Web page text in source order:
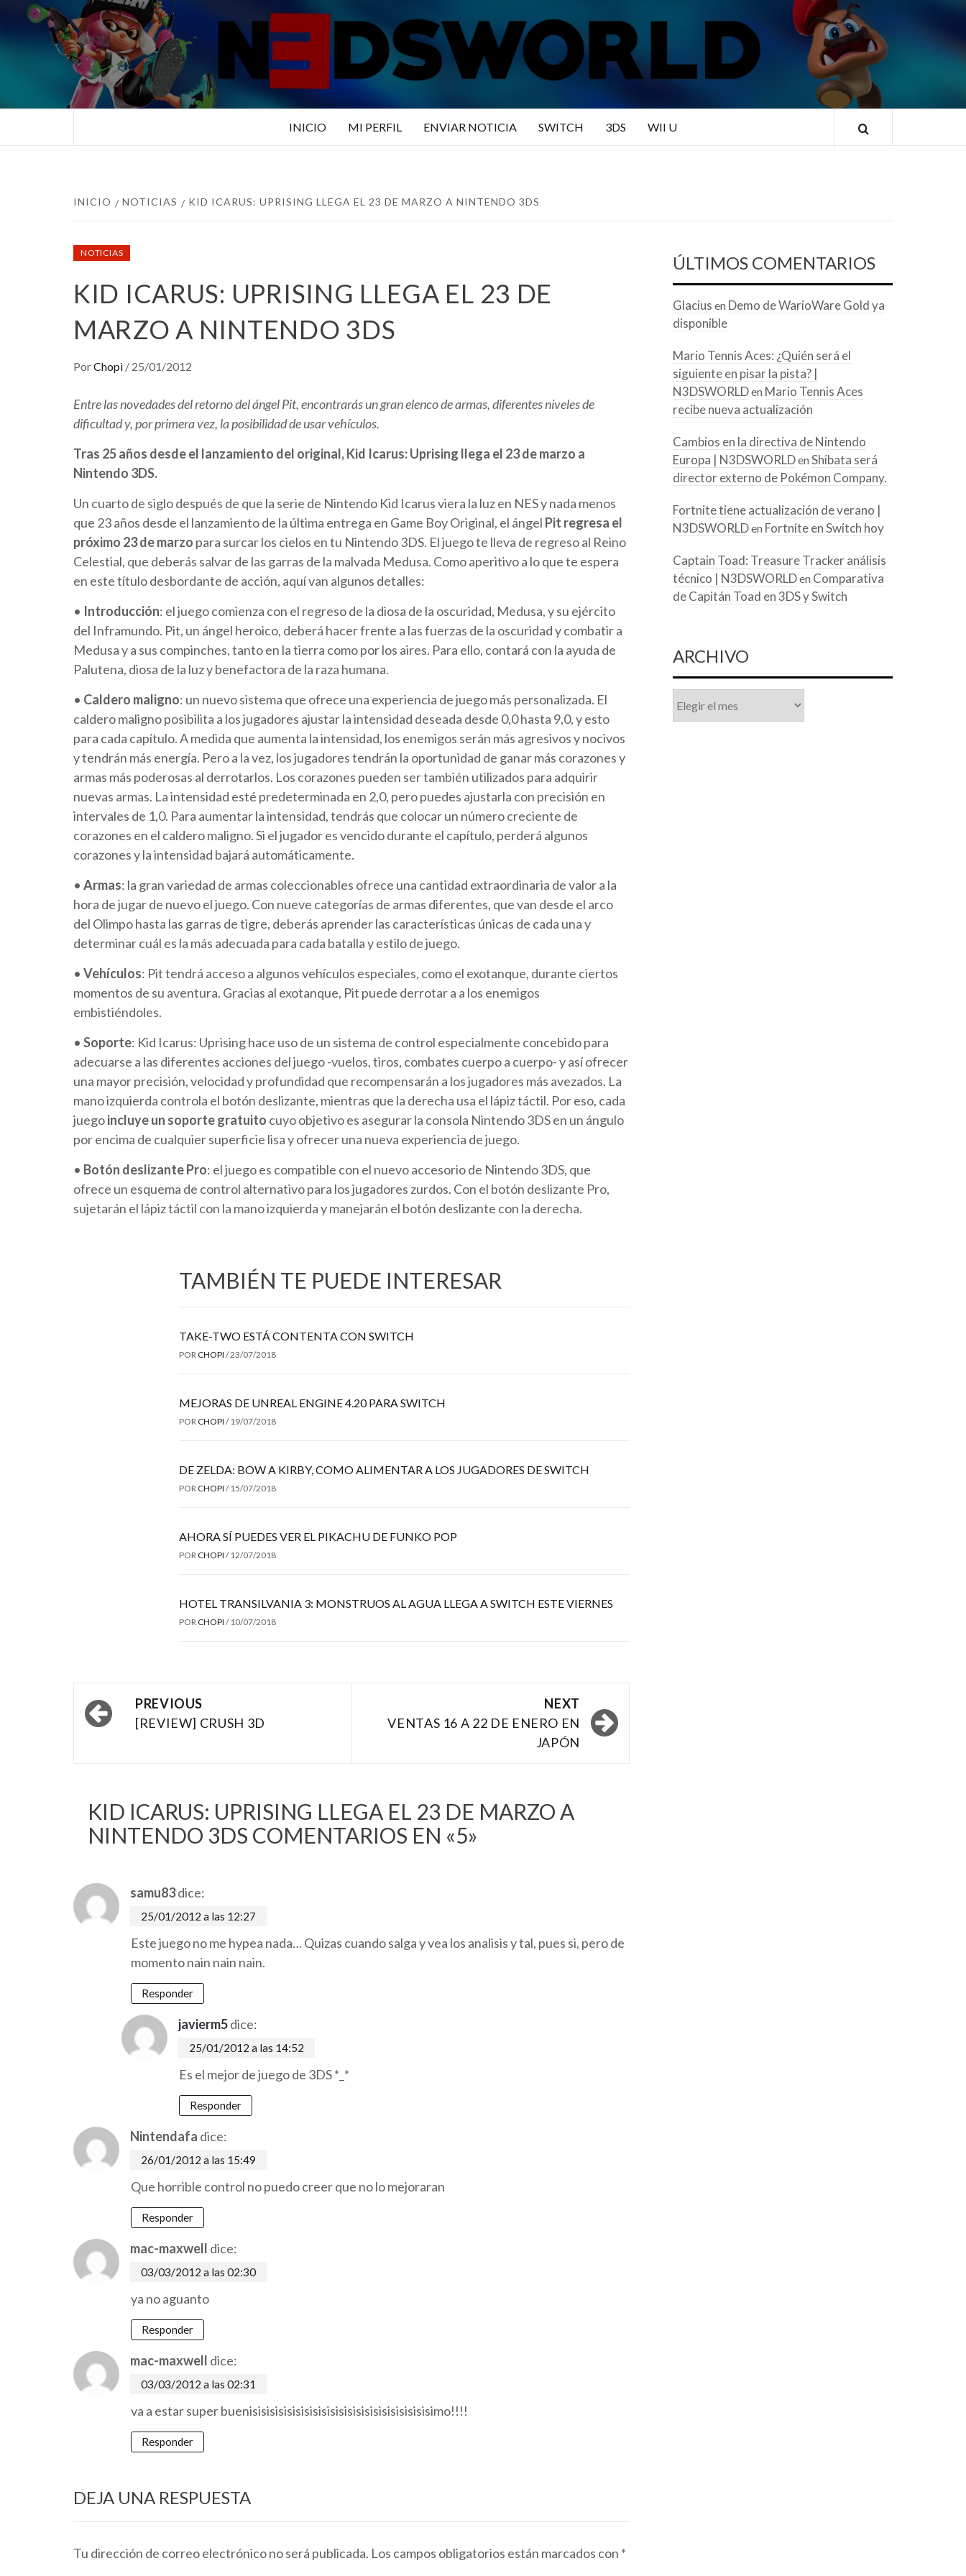
Saltar
N3DSWORLD
TUS ESPECIALISTAS EN NINTENDO
INICIO MI PERFIL ENVIAR NOTICIA SWITCH 3DS WII U
INICIO NOTICIAS KID ICARUS: UPRISING LLEGA EL 23 DE MARZO A NINTENDO 3DS
NOTICIAS
KID ICARUS: UPRISING LLEGA EL 23 DE
MARZO A NINTENDO 3DS
PorChopi / 25/01/2012
Entre las novedades del retorno del ángel Pit, encontrarás un gran elenco de armas, diferentes niveles de
dificultad y, por primera vez, la posibilidad de usar vehículos.
Tras 25 años desde el lanzamiento del original, Kid Icarus: Uprising llega el 23 de marzo a
Nintendo 3DS.
Un cuarto de siglo después de que la serie de Nintendo Kid Icarus viera la luz en NES y nada menos
que 23 años desde el lanzamiento de la última entrega en Game Boy Original, el ángel Pit regresa el
próximo 23 de marzo para surcar los cielos en tu Nintendo 3DS. El juego te lleva de regreso al Reino
Celestial, que deberás salvar de las garras de la malvada Medusa. Como aperitivo a lo que te espera
en este título desbordante de acción, aquí van algunos detalles:
• Introducción: el juego comienza con el regreso de la diosa de la oscuridad, Medusa, y su ejército
del Inframundo. Pit, un ángel heroico, deberá hacer frente a las fuerzas de la oscuridad y combatir a
Medusa y a sus compinches, tanto en la tierra como por los aires. Para ello, contará con la ayuda de
Palutena, diosa de la luz y benefactora de la raza humana.
• Caldero maligno: un nuevo sistema que ofrece una experiencia de juego más personalizada. El
caldero maligno posibilita a los jugadores ajustar la intensidad deseada desde 0,0 hasta 9,0, y esto
para cada capítulo. A medida que aumenta la intensidad, los enemigos serán más agresivos y nocivos
y tendrán más energía. Pero a la vez, los jugadores tendrán la oportunidad de ganar más corazones y
armas más poderosas al derrotarlos. Los corazones pueden ser también utilizados para adquirir
nuevas armas. La intensidad esté predeterminada en 2,0, pero puedes ajustarla con precisión en
intervales de 1,0. Para aumentar la intensidad, tendrás que colocar un número creciente de
corazones en el caldero maligno. Si el jugador es vencido durante el capítulo, perderá algunos
corazones y la intensidad bajará automáticamente.
• Armas: la gran variedad de armas coleccionables ofrece una cantidad extraordinaria de valor a la
hora de jugar de nuevo el juego. Con nueve categorías de armas diferentes, que van desde el arco
del Olimpo hasta las garras de tigre, deberás aprender las características únicas de cada una y
determinar cuál es la más adecuada para cada batalla y estilo de juego.
• Vehículos: Pit tendrá acceso a algunos vehículos especiales, como el exotanque, durante ciertos
momentos de su aventura. Gracias al exotanque, Pit puede derrotar a a los enemigos
embistiéndoles.
• Soporte: Kid Icarus: Uprising hace uso de un sistema de control especialmente concebido para
adecuarse a las diferentes acciones del juego -vuelos, tiros, combates cuerpo a cuerpo- y así ofrecer
una mayor precisión, velocidad y profundidad que recompensarán a los jugadores más avezados. La
mano izquierda controla el botón deslizante, mientras que la derecha usa el lápiz táctil. Por eso, cada
juegoincluye un soporte gratuito cuyo objetivo es asegurar la consola Nintendo 3DS en un ángulo
por encima de cualquier superficie lisa y ofrecer una nueva experiencia de juego.
• Botón deslizante Pro: el juego es compatible con el nuevo accesorio de Nintendo 3DS, que
ofrece un esquema de control alternativo para los jugadores zurdos. Con el botón deslizante Pro,
sujetarán el lápiz táctil con la mano izquierda y manejarán el botón deslizante con la derecha.
TAMBIÉN TE PUEDE INTERESAR
TAKE-TWO ESTÁ CONTENTA CON SWITCH
POR CHOPI /23/07/2018
MEJORAS DE UNREAL ENGINE 4.20 PARA SWITCH
POR CHOPI / 19/07/2018
DE ZELDA: BOW A KIRBY, COMO ALIMENTAR A LOS JUGADORES DE SWITCH
POR CHOPI / 15/07/2018
AHORA SÍ PUEDES VER EL PIKACHU DE FUNKO POP
POR CHOPI / 12/07/2018
HOTEL TRANSILVANIA 3: MONSTRUOS AL AGUA LLEGA A SWITCH ESTE VIERNES
POR CHOPI / 10/07/2018
Post
navigation
PREVIOUS
[REVIEW] CRUSH 3D
NEXT
VENTAS 16 A 22 DE ENERO EN
JAPÓN
KID ICARUS: UPRISING LLEGA EL 23 DE MARZO A
NINTENDO 3DS COMENTARIOS EN «5»
samu83dice:
25/01/2012 a las 12:27
Este juego no me hypea nada… Quizas cuando salga y vea los analisis y tal, pues si, pero de
momento nain nain nain.
Responder
javierm5dice:
25/01/2012 a las 14:52
Es el mejor de juego de 3DS *_*
Responder
Nintendafa dice:
26/01/2012 a las 15:49
Que horrible control no puedo creer que no lo mejoraran
Responder
mac-maxwell dice:
03/03/2012 a las 02:30
ya no aguanto
Responder
mac-maxwell dice:
03/03/2012 a las 02:31
va a estar super buenisisisisisisisisisisisisisisisisisisisisisimo!!!!
Responder
DEJA UNA RESPUESTA
Tu dirección de correo electrónico no será publicada. Los campos obligatorios están marcados con *
ÚLTIMOS COMENTARIOS
Glacius en Demo de WarioWare Gold ya
disponible
Mario Tennis Aces: ¿Quién será el
siguiente en pisar la pista? |
N3DSWORLDen Mario Tennis Aces
recibe nueva actualización
Cambios en la directiva de Nintendo
Europa | N3DSWORLDen Shibata será
director externo de Pokémon Company.
Fortnite tiene actualización de verano |
N3DSWORLDen Fortnite en Switch hoy
Captain Toad: Treasure Tracker análisis
técnico | N3DSWORLDen Comparativa
de Capitán Toad en 3DS y Switch
ARCHIVO